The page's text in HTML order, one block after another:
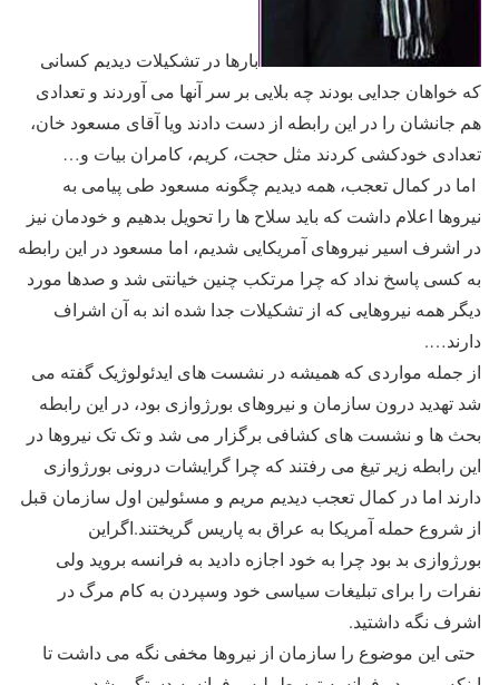
بارها در تشکیلات دیدیم کسانی
که خواهان جدایی بودند چه بلایی بر سر آنها می آوردند و تعدادی
هم جانشان را در این رابطه از دست دادند ویا آقای مسعود خان،
تعدادی خودکشی کردند مثل حجت، کریم، کامران بیات و…
اما در کمال تعجب، همه دیدیم چگونه مسعود طی پیامی به
نیروها اعلام داشت که باید سلاح ها را تحویل بدهیم و خودمان نیز
در اشرف اسیر نیروهای آمریکایی شدیم، اما مسعود در این رابطه
به کسی پاسخ نداد که چرا مرتکب چنین خیانتی شد و صدها مورد
دیگر همه نیروهایی که از تشکیلات جدا شده اند به آن اشراف
دارند….
از جمله مواردی که همیشه در نشست های ایدئولوژیک گفته می
شد تهدید درون سازمان و نیروهای بورژوازی بود، در این رابطه
بحث ها و نشست های کشافی برگزار می شد و تک تک نیروها در
این رابطه زیر تیغ می رفتند که چرا گرایشات درونی بورژوازی
دارند اما در کمال تعجب دیدیم مریم و مسئولین اول سازمان قبل
از شروع حمله آمریکا به عراق به پاریس گریختند.اگراین
بورژوازی بد بود چرا به خود اجازه دادید به فرانسه بروید ولی
نفرات را برای تبلیغات سیاسی خود وسپردن به کام مرگ در
اشرف نگه داشتید.
حتی این موضوع را سازمان از نیروها مخفی نگه می داشت تا